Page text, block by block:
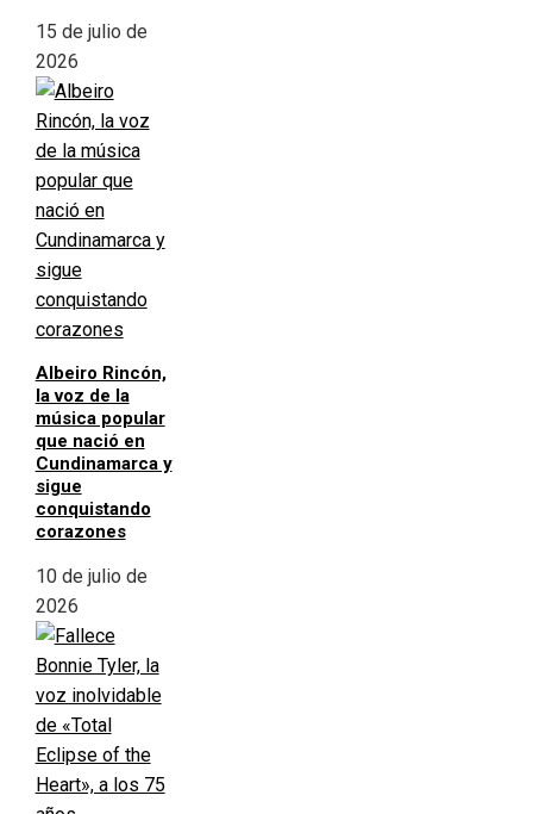
15 de julio de
2026
Albeiro Rincón,
la voz de la
música popular
que nació en
Cundinamarca y
sigue
conquistando
corazones
10 de julio de
2026